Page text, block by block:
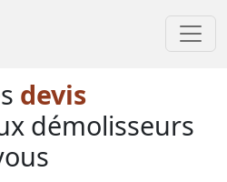
devis
démolisseurs